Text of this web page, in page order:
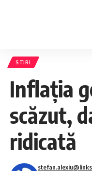
STIRI
Inflația
scăzut,
ridicată